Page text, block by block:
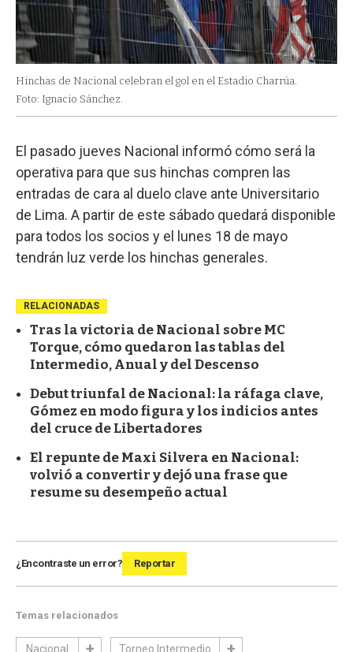
Hinchas de Nacional celebran el gol en el Estadio Charrúa.
Foto: Ignacio Sánchez.
El pasado jueves Nacional informó cómo será la
operativa para que sus hinchas compren las
entradas de cara al duelo clave ante Universitario
de Lima. A partir de este sábado quedará disponible
para todos los socios y el lunes 18 de mayo
tendrán luz verde los hinchas generales.
RELACIONADAS
Tras la victoria de Nacional sobre MC
Torque, cómo quedaron las tablas del
Intermedio, Anual y del Descenso
Debut triunfal de Nacional: la ráfaga clave,
Gómez en modo figura y los indicios antes
del cruce de Libertadores
El repunte de Maxi Silvera en Nacional:
volvió a convertir y dejó una frase que
resume su desempeño actual
¿Encontraste un error? Reportar
Temas relacionados
Nacional Torneo Intermedio